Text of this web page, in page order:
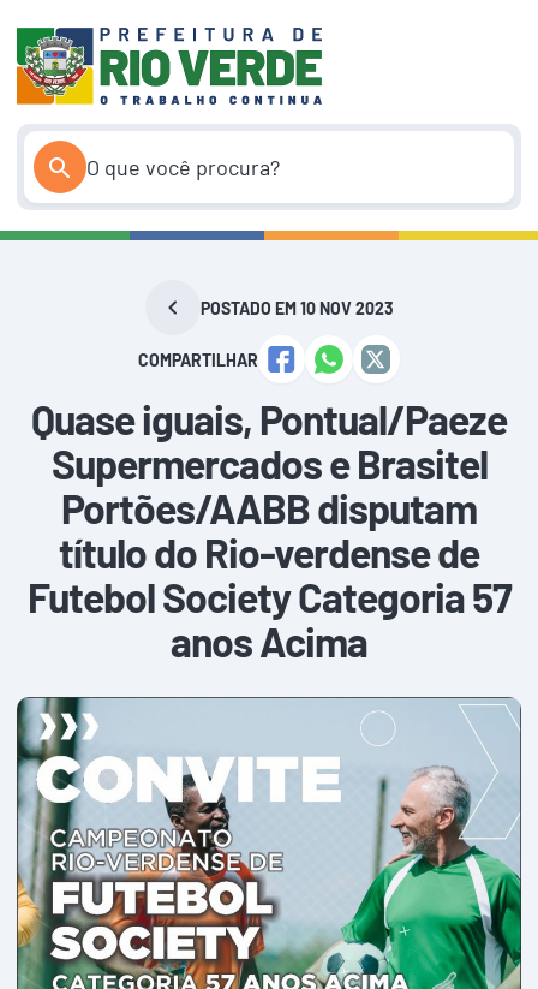
conteúdo
POSTADO EM 10 NOV 2023
COMPARTILHAR
Quase iguais, Pontual/Paeze
Supermercados e Brasitel
Portões/AABB disputam
título do Rio-verdense de
Futebol Society Categoria 57
anos Acima